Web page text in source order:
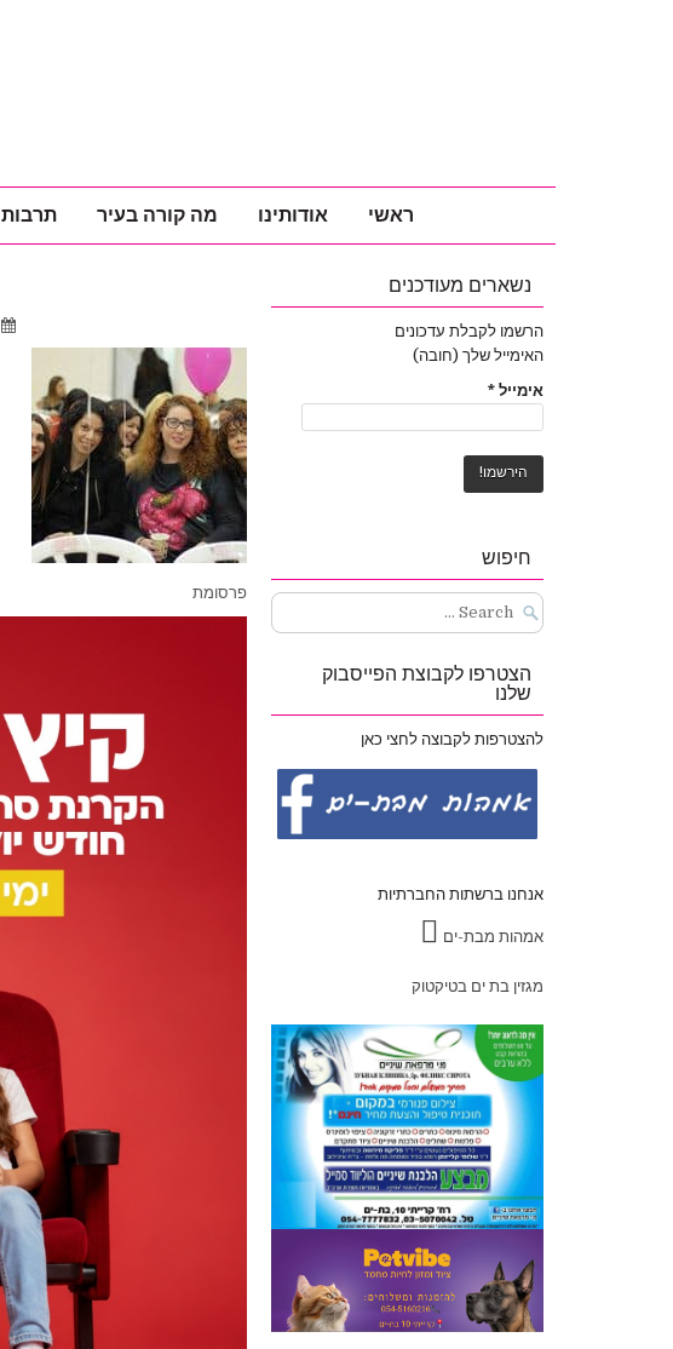
ראשי אודותינו מה קורה בעיר תרבות
פרסומת
נשארים מעודכנים
הרשמו לקבלת עדכונים
האימייל שלך (חובה)
אימייל *
חיפוש
Search
for:
הצטרפו לקבוצת הפייסבוק
שלנו
להצטרפות לקבוצה לחצי כאן
אנחנו ברשתות החברתיות
אמהות מבת-ים
מגזין בת ים בטיקטוק